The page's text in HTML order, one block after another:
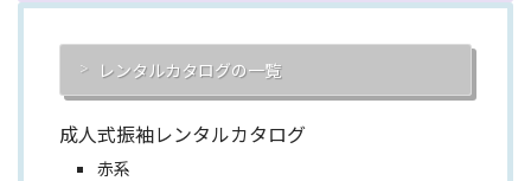
レンタルカタログの一覧
成人式振袖レンタルカタログ
赤系